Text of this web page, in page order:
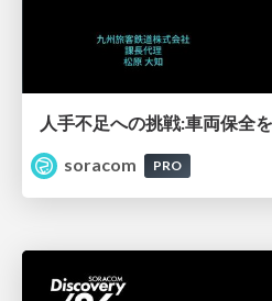
soracom
PRO